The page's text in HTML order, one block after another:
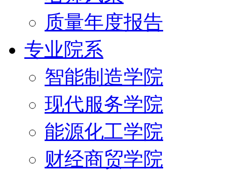
质量年度报告
专业院系
智能制造学院
现代服务学院
能源化工学院
财经商贸学院